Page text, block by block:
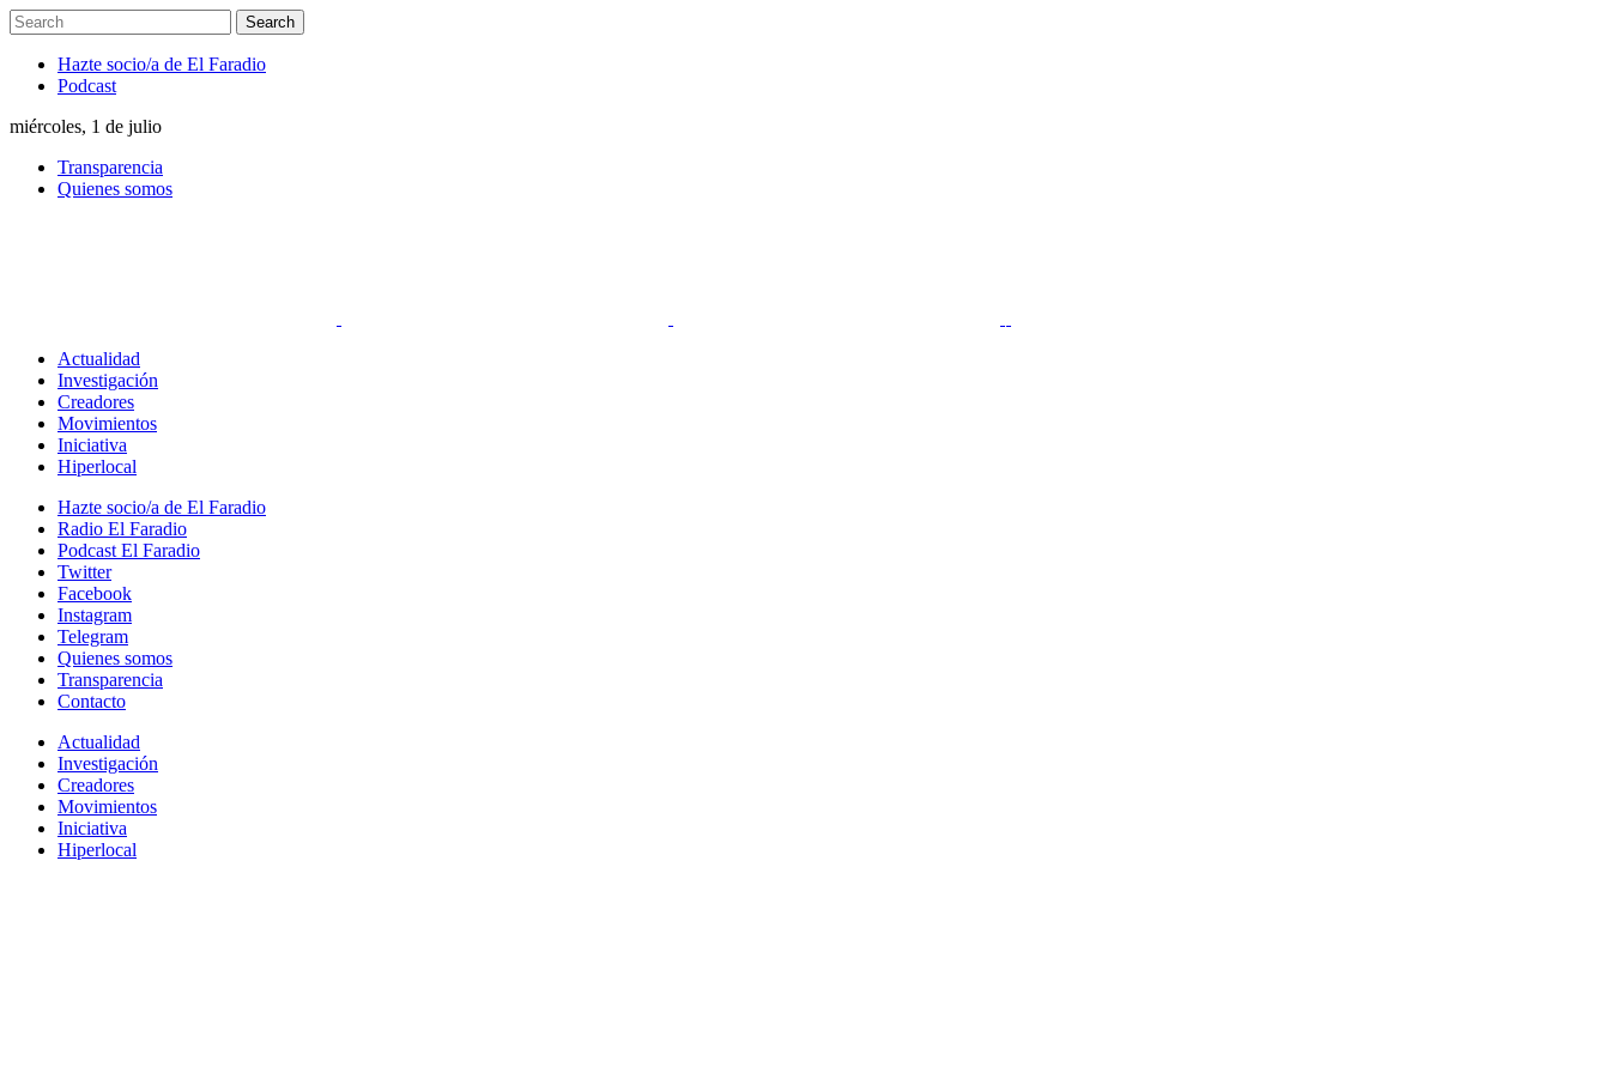
Hazte socio/a de El Faradio
Podcast
miércoles, 1 de julio
Transparencia
Quienes somos
Actualidad
Investigación
Creadores
Movimientos
Iniciativa
Hiperlocal
Hazte socio/a de El Faradio
Radio El Faradio
Podcast El Faradio
Twitter
Facebook
Instagram
Telegram
Quienes somos
Transparencia
Contacto
Actualidad
Investigación
Creadores
Movimientos
Iniciativa
Hiperlocal